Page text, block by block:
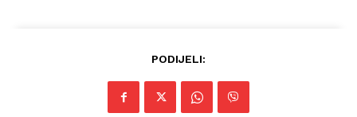
PODIJELI: